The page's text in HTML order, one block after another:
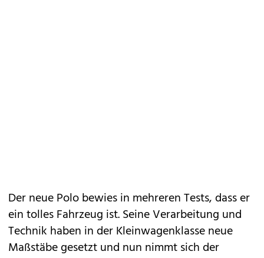
Der neue Polo bewies in mehreren Tests, dass er
ein tolles Fahrzeug ist. Seine Verarbeitung und
Technik haben in der Kleinwagenklasse neue
Maßstäbe gesetzt und nun nimmt sich der